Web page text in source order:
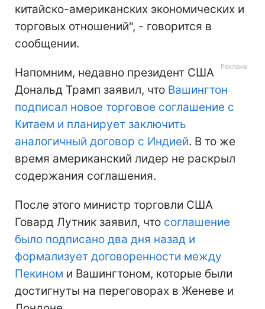
китайско-американских экономических и
торговых отношений", - говорится в
сообщении.
Напомним, недавно президент США
Дональд Трамп заявил, что Вашингтон
подписал новое торговое соглашение с
Китаем и планирует заключить
аналогичный договор с Индией. В то же
время американский лидер не раскрыл
содержания соглашения.
После этого министр торговли США
Говард Лутник заявил, что соглашение
было подписано два дня назад и
формализует договоренности между
Пекином и Вашингтоном, которые были
достигнуты на переговорах в Женеве и